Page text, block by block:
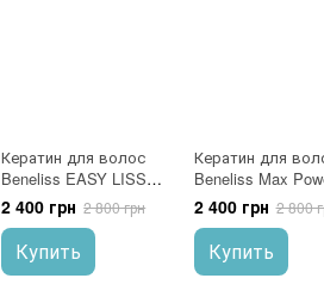
Кератин для волос
Beneliss EASY LISS
500 мл
2 400 грн 2 800 грн
Купить
Кератин для
Beneliss Max
мл
2 400 грн 2 800
Купить